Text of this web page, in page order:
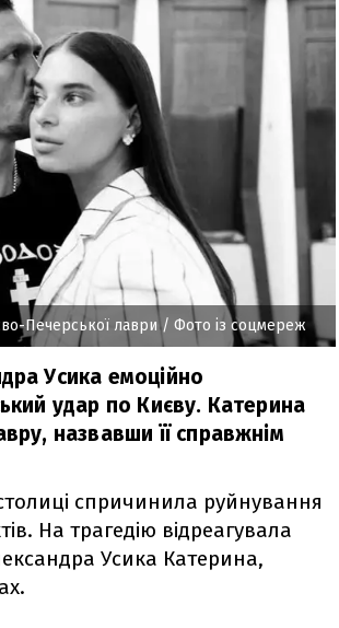
Печерської лаври/ Фото із соцмереж
Усика емоційно
удар по Києву. Катерина
назвавши її справжнім
спричинила руйнування
На трагедію відреагувала
Усика Катерина,